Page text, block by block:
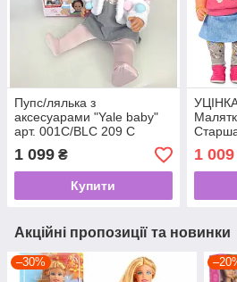
Пупс/лялька з
аксесуарами "Yale baby"
арт. 001C/BLC 209 C
1 099 ₴
Купити
1 009
Акційні пропозиції та новинки
–30%